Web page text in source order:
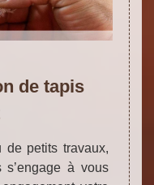
de tapis
de petits travaux,
s’engage à vous